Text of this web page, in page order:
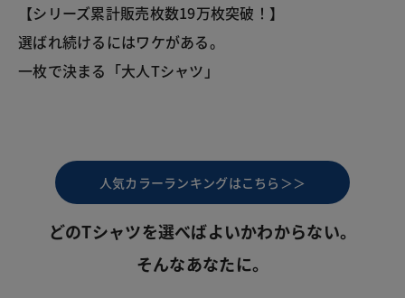
【シリーズ累計販売枚数19万枚突破！】
選ばれ続けるにはワケがある。
一枚で決まる「大人Tシャツ」
人気カラーランキングはこちら＞＞
どのTシャツを選べばよいかわからない。
そんなあなたに。